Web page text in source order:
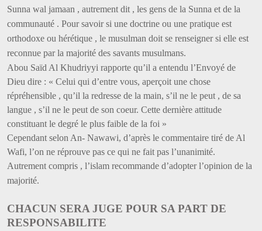
Sunna wal jamaan , autrement dit , les gens de la Sunna et de la
communauté . Pour savoir si une doctrine ou une pratique est
orthodoxe ou hérétique , le musulman doit se renseigner si elle est
reconnue par la majorité des savants musulmans.
Abou Saïd Al Khudriyyi rapporte qu’il a entendu l’Envoyé de
Dieu dire : « Celui qui d’entre vous, aperçoit une chose
répréhensible , qu’il la redresse de la main, s’il ne le peut , de sa
langue , s’il ne le peut de son coeur. Cette dernière attitude
constituant le degré le plus faible de la foi »
Cependant selon An- Nawawi, d’après le commentaire tiré de Al
Wafi, l’on ne réprouve pas ce qui ne fait pas l’unanimité.
Autrement compris , l’islam recommande d’adopter l’opinion de la
majorité.
CHACUN SERA JUGE POUR SA PART DE
RESPONSABILITE